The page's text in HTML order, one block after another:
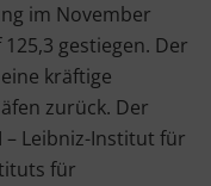
im November
gestiegen. Der
kräftige
zurück. Der
– Leibniz-Institut für
für